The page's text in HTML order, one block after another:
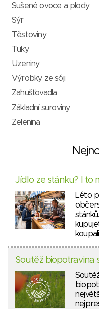
Sušené ovoce a plody
Sýr
Těstoviny
Tuky
Uzeniny
Výrobky ze sóji
Zahušťovadla
Základní suroviny
Zelenina
Jídlo ze stánku? I to
Léto
Soutěž biopotravina